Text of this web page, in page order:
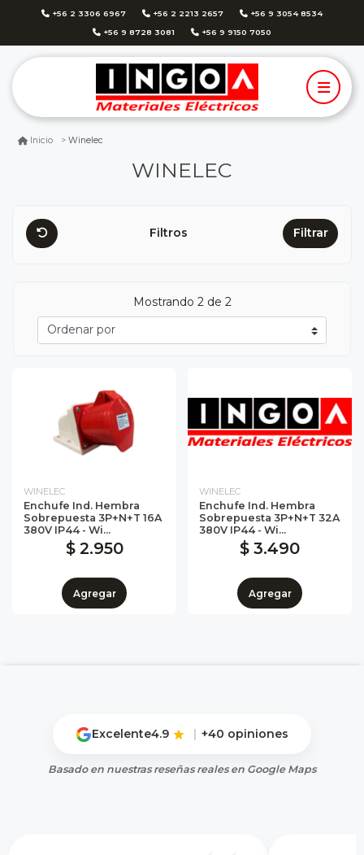
+56 2 3306 6967 +56 2 2213 2657 +56 9 3054 8534
+56 9 8728 3081 +56 9 9150 7050
Inicio Winelec
WINELEC
Filtros Filtrar
Mostrando 2 de 2
WINELEC
Enchufe Ind. Hembra
Sobrepuesta 3P+N+T 16A
380V IP44 - Wi...
$ 2.950
Agregar
WINELEC
Enchufe Ind. Hembra
Sobrepuesta 3P+N+T 32A
380V IP44 - Wi...
$ 3.490
Agregar
Excelente4.9 | +40 opiniones
Basado en nuestras reseñas reales en Google Maps